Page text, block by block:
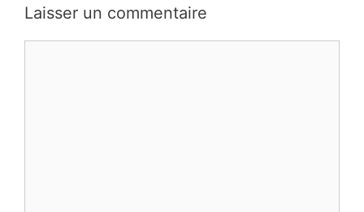
Laisser un commentaire